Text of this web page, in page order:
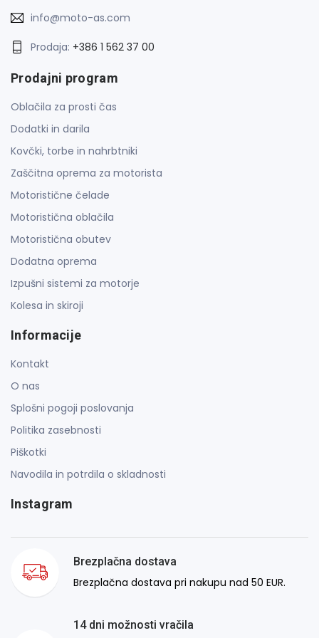
info@moto-as.com
Prodaja: +386 1 562 37 00
Prodajni program
Oblačila za prosti čas
Dodatki in darila
Kovčki, torbe in nahrbtniki
Zaščitna oprema za motorista
Motoristične čelade
Motoristična oblačila
Motoristična obutev
Dodatna oprema
Izpušni sistemi za motorje
Kolesa in skiroji
Informacije
Kontakt
O nas
Splošni pogoji poslovanja
Politika zasebnosti
Piškotki
Navodila in potrdila o skladnosti
Instagram
Brezplačna dostava
Brezplačna dostava pri nakupu nad 50 EUR.
14 dni možnosti vračila